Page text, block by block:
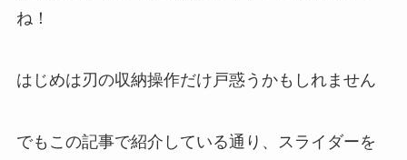
ね！
はじめは刃の収納操作だけ戸惑うかもしれません
でもこの記事で紹介している通り、スライダーを